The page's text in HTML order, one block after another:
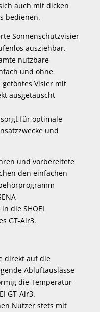
auch mit dicken
bedienen.
Sonnenschutzvisier
ausziehbar.
nutzbare
und ohne
Visier mit
ausgetauscht
für optimale
und
und vorbereitete
den einfachen
die SHOEI
GT-Air3.
direkt auf die
Abluftauslässe
die Temperatur
GT-Air3.
Nutzer stets mit